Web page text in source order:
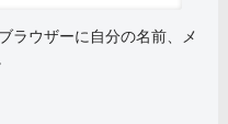
ラウザーに自分の名前、メ